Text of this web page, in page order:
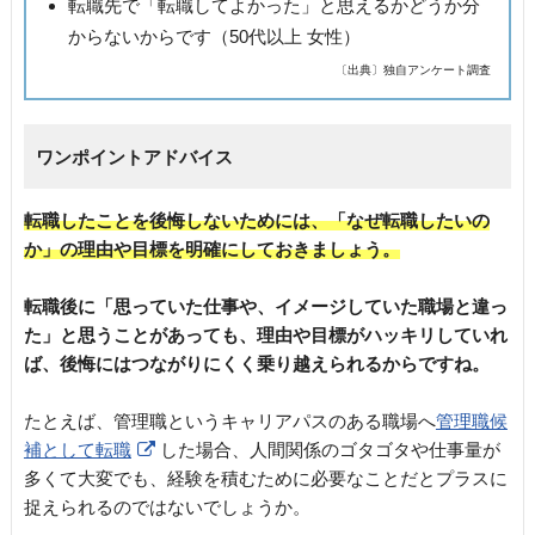
転職先で「転職してよかった」と思えるかどうか分
からないからです（50代以上 女性）
〔出典〕独自アンケート調査
ワンポイントアドバイス
転職したことを後悔しないためには、「なぜ転職したいの
か」の理由や目標を明確にしておきましょう。
転職後に「思っていた仕事や、イメージしていた職場と違っ
た」と思うことがあっても、理由や目標がハッキリしていれ
ば、後悔にはつながりにくく乗り越えられるからですね。
たとえば、管理職というキャリアパスのある職場へ管理職候
補として転職
した場合、人間関係のゴタゴタや仕事量が
多くて大変でも、経験を積むために必要なことだとプラスに
捉えられるのではないでしょうか。